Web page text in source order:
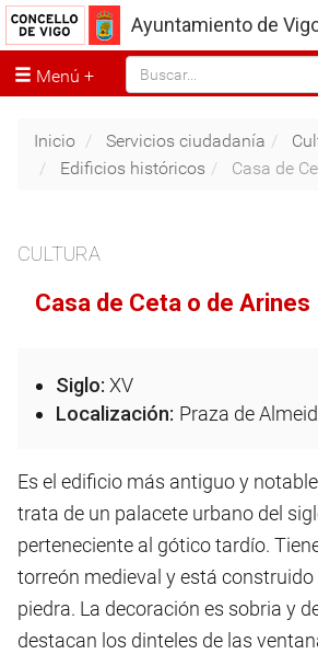
Ayuntamiento de
Menú
Inicio Servicios ciudadanía
Edificios históricos
Casa de
CULTURA
Casa de Ceta o de Arines
Siglo: XV
Localización: Praza de
Es el edificio más antiguo y
trata de un palacete urbano del
perteneciente al gótico tardío.
torreón medieval y está construido
piedra. La decoración es sobria y
destacan los dinteles de las